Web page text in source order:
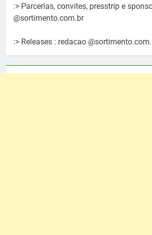
:> Parcerias, convites, presstrip e
@sortimento.com.br
:> Releases : redacao